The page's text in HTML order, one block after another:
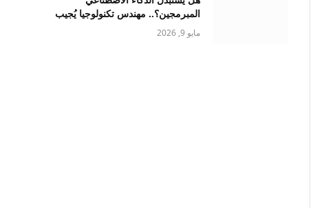
المبرمجين؟.. مهندس تكنولوجيا يُجيب
مايو 9, 2026